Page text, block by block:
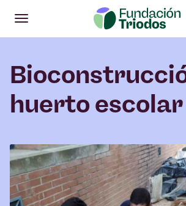
Abrir
Menú principal
huerto escolar